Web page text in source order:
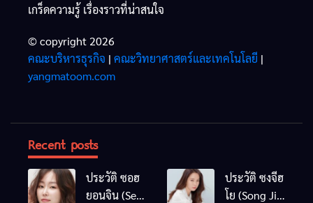
เกร็ดความรู้ เรื่องราวที่น่าสนใจ
© copyright 2026
คณะบริหารธุรกิจ | คณะวิทยาศาสตร์และเทคโนโลยี |
yangmatoom.com
Recent posts
ประวัติ ซอฮ
ยอนจิน (Seo
ประวัติ ซงจีฮ
โย (Song Ji